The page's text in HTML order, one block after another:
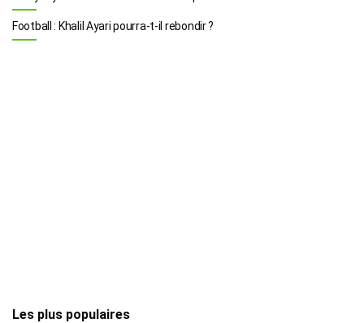
Football : Khalil Ayari pourra-t-il rebondir ?
Les plus populaires